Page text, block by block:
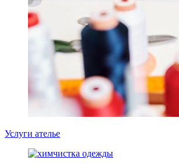
Услуги ателье